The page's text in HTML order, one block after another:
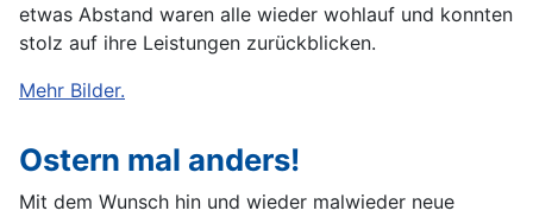
etwas Abstand waren alle wieder wohlauf und konnten
stolz auf ihre Leistungen zurückblicken.
Mehr Bilder.
Ostern mal anders!
Mit dem Wunsch hin und wieder malwieder neue